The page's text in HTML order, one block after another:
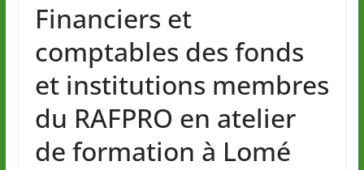
Financiers et
comptables des fonds
et institutions membres
du RAFPRO en atelier
de formation à Lomé